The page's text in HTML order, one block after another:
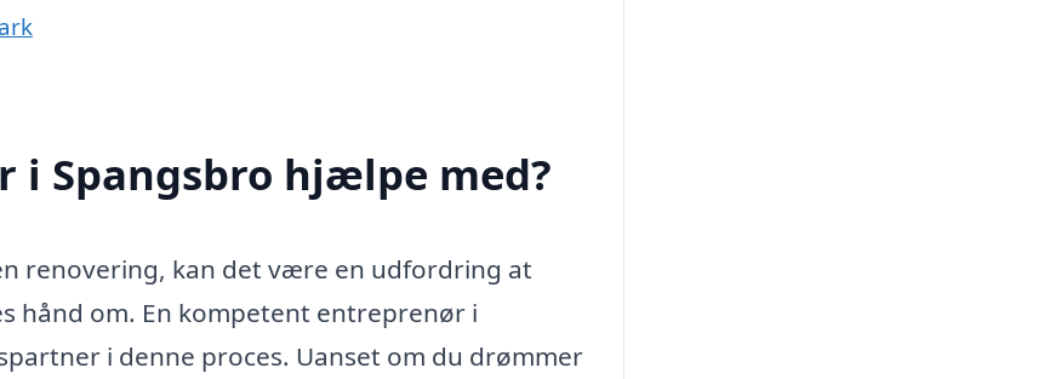
i Spangsbro hjælpe med?
renovering, kan det være en udfordring at
hånd om. En kompetent entreprenør i
i denne proces. Uanset om du drømmer